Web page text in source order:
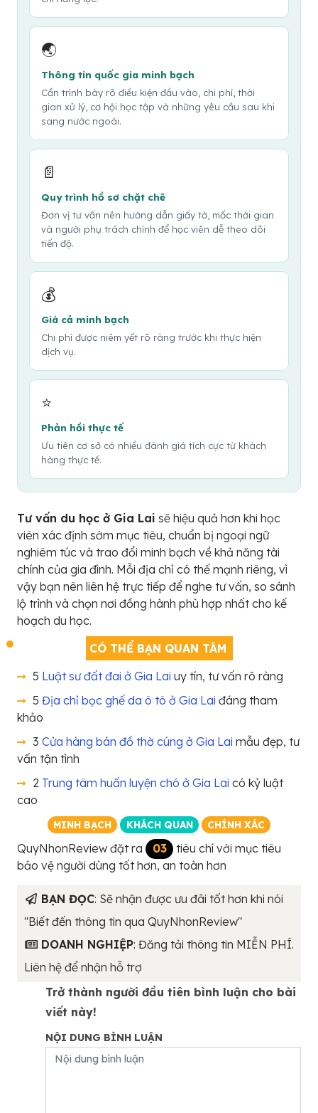
🌏
Thông tin quốc gia minh bạch
Cần trình bày rõ điều kiện đầu vào, chi phí, thời
gian xử lý, cơ hội học tập và những yêu cầu sau khi
sang nước ngoài.
📄
Quy trình hồ sơ chặt chẽ
Đơn vị tư vấn nên hướng dẫn giấy tờ, mốc thời gian
và người phụ trách chính để học viên dễ theo dõi
tiến độ.
💰
Giá cả minh bạch
Chi phí được niêm yết rõ ràng trước khi thực hiện
dịch vụ.
⭐
Phản hồi thực tế
Ưu tiên cơ sở có nhiều đánh giá tích cực từ khách
hàng thực tế.
Tư vấn du học ở Gia Lai sẽ hiệu quả hơn khi học
viên xác định sớm mục tiêu, chuẩn bị ngoại ngữ
nghiêm túc và trao đổi minh bạch về khả năng tài
chính của gia đình. Mỗi địa chỉ có thế mạnh riêng, vì
vậy bạn nên liên hệ trực tiếp để nghe tư vấn, so sánh
lộ trình và chọn nơi đồng hành phù hợp nhất cho kế
hoạch du học.
CÓ THỂ BẠN QUAN TÂM
5 Luật sư đất đai ở Gia Lai uy tín, tư vấn rõ ràng
5 Địa chỉ bọc ghế da ô tô ở Gia Lai đáng tham
khảo
3 Cửa hàng bán đồ thờ cúng ở Gia Lai mẫu đẹp, tư
vấn tận tình
2 Trung tâm huấn luyện chó ở Gia Lai có kỷ luật
cao
MINH BẠCH KHÁCH QUAN CHÍNH XÁC
QuyNhonReview đặt ra 03
tiêu chí với mục tiêu
bảo vệ người dùng tốt hơn, an toàn hơn
BẠN ĐỌC: Sẽ nhận được ưu đãi tốt hơn khi nói
"Biết đến thông tin qua QuyNhonReview"
DOANH NGHIỆP: Đăng tải thông tin MIỄN PHÍ.
Liên hệ để nhận hỗ trợ
Trở thành người đầu tiên bình luận cho bài
viết này!
NỘI DUNG BÌNH LUẬN